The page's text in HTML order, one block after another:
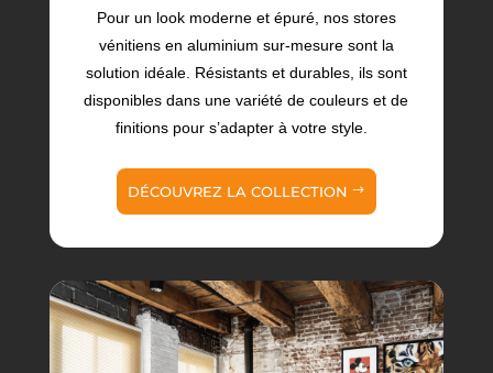
Pour un look moderne et épuré, nos stores
vénitiens en aluminium sur-mesure sont la
solution idéale. Résistants et durables, ils sont
disponibles dans une variété de couleurs et de
finitions pour s’adapter à votre style.
DÉCOUVREZ LA COLLECTION